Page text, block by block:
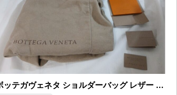
ボッテガヴェネタ ショルダーバッグ レザー イントレチャート